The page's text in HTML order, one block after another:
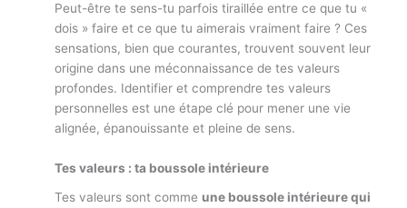
Peut-être te sens-tu parfois tiraillée entre ce que tu «
dois » faire et ce que tu aimerais vraiment faire ? Ces
sensations, bien que courantes, trouvent souvent leur
origine dans une méconnaissance de tes valeurs
profondes. Identifier et comprendre tes valeurs
personnelles est une étape clé pour mener une vie
alignée, épanouissante et pleine de sens.
Tes valeurs : ta boussole intérieure
Tes valeurs sont comme une boussole intérieure qui